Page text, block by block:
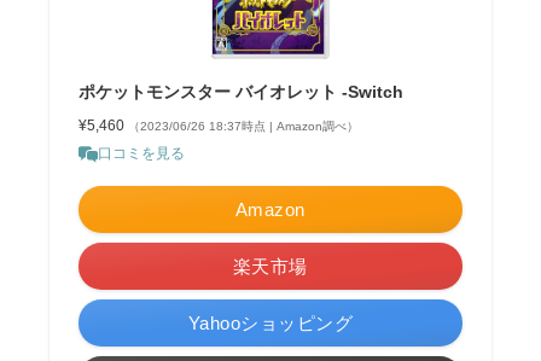
ポケットモンスター バイオレット -Switch
¥5,460 （2023/06/26 18:37時点 | Amazon調べ）
口コミを見る
Amazon
楽天市場
Yahooショッピング